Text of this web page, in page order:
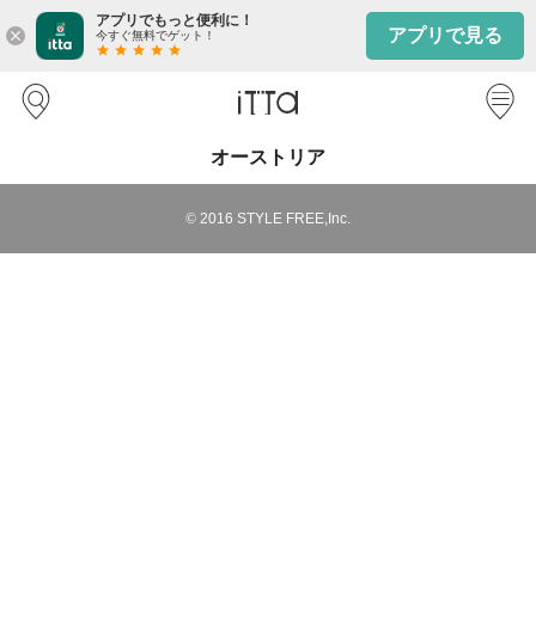
close
アプリでもっと便利に！
今すぐ無料でゲット！
star star star star star
アプリで見る
オーストリア
© 2016 STYLE FREE,Inc.